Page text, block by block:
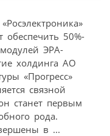
обеспечить 50%-
ЭРА-
холдинга АО
«Прогресс»
связной
станет первым
рода.
в ...